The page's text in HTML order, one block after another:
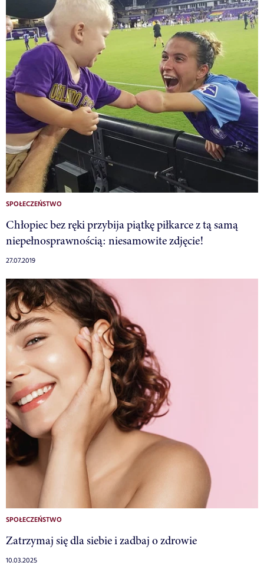
SPOŁECZEŃSTWO
Chłopiec bez ręki przybija piątkę piłkarce z tą samą
niepełnosprawnością: niesamowite zdjęcie!
27.07.2019
SPOŁECZEŃSTWO
Zatrzymaj się dla siebie i zadbaj o zdrowie
10.03.2025